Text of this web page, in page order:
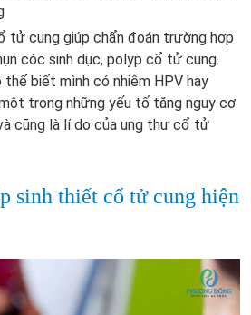
tử cung giúp chẩn đoán trường hợp
cóc sinh dục, polyp cổ tử cung.
thể biết mình có nhiễm HPV hay
trong những yếu tố tăng nguy cơ
cũng là lí do của ung thư cổ tử
sinh thiết cổ tử cung hiện